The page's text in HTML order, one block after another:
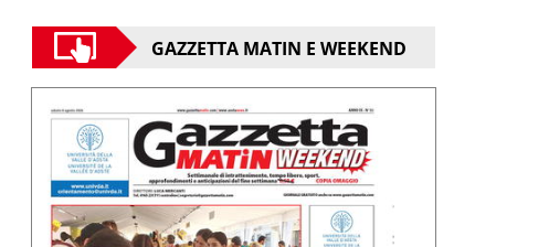
GAZZETTA MATIN E WEEKEND